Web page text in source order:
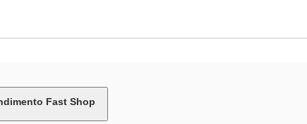
Fast Shop